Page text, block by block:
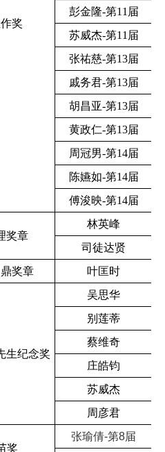
奖
彭金隆-第11届
苏威杰-第11届
张祐慈-第13届
戚务君-第13届
胡昌亚-第13届
黄政仁-第13届
周冠男-第14届
陈嬿如-第14届
傅浚映-第14届
奖章
林英峰
司徒达贤
奖章
叶匡时
生纪念奖
吴思华
别莲蒂
蔡维奇
庄皓钧
苏威杰
周彦君
奖
张瑜倩-第8届